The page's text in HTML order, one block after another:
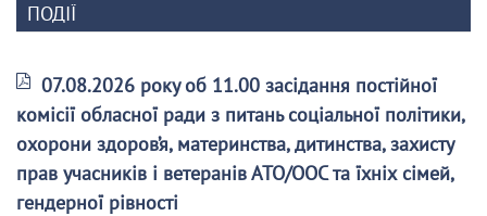
ПОДІЇ
07.08.2026 року об 11.00 засідання постійної
комісії обласної ради з питань соціальної політики,
охорони здоров’я, материнства, дитинства, захисту
прав учасників і ветеранів АТО/ООС та їхніх сімей,
гендерної рівності